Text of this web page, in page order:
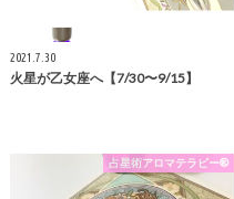
2021.7.30
火星が乙女座へ【7/30〜9/15】
占星術アロマテラピー®